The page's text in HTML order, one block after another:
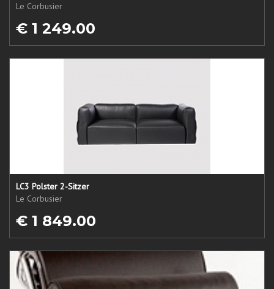
Le Corbusier
€ 1 249.00
LC3 Polster 2-Sitzer
Le Corbusier
€ 1 849.00